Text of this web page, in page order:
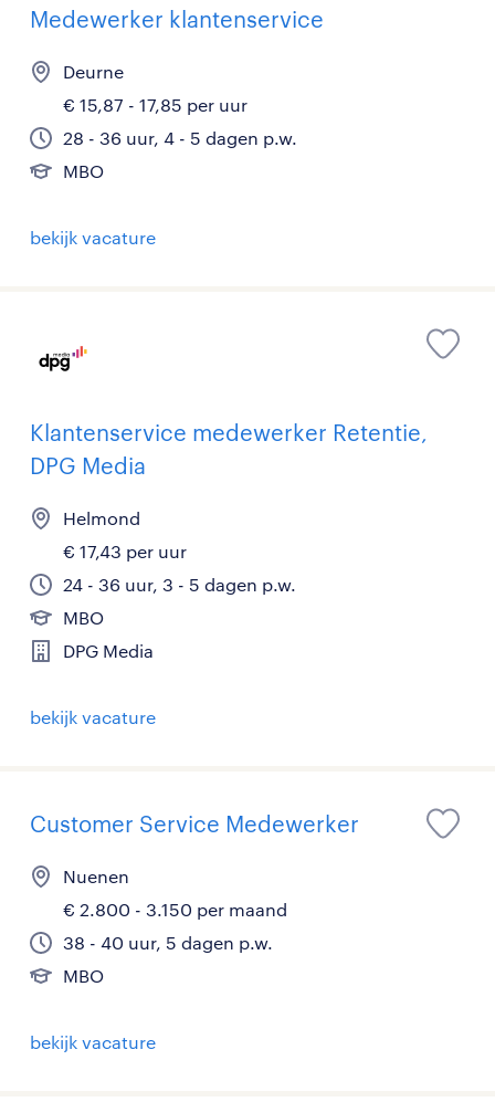
Medewerker klantenservice
Deurne
€ 15,87 - 17,85 per uur
28 - 36 uur, 4 - 5 dagen p.w.
MBO
bekijk vacature
Klantenservice medewerker Retentie,
DPG Media
Helmond
€ 17,43 per uur
24 - 36 uur, 3 - 5 dagen p.w.
MBO
DPG Media
bekijk vacature
Customer Service Medewerker
Nuenen
€ 2.800 - 3.150 per maand
38 - 40 uur, 5 dagen p.w.
MBO
bekijk vacature